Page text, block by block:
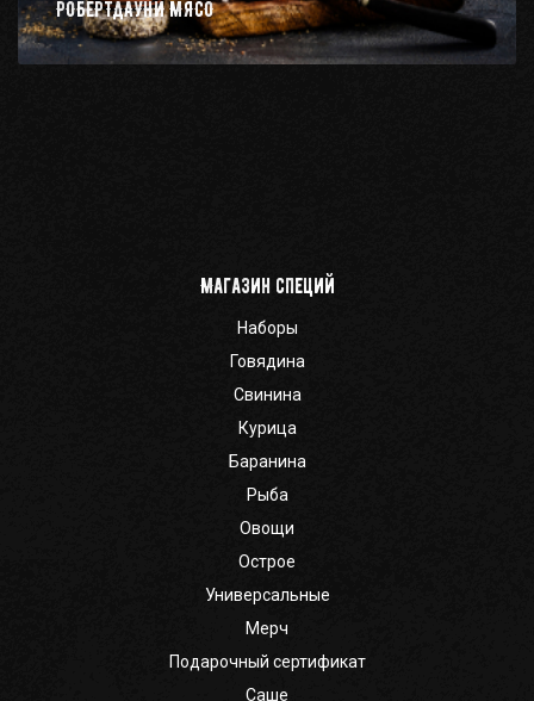
РОБЕРТДАУНИ МЯСО
Магазин специй
Наборы
Говядина
Свинина
Курица
Баранина
Рыба
Овощи
Острое
Универсальные
Мерч
Подарочный сертификат
Саше